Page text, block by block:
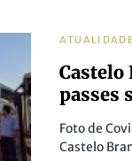
ATUALIDADE
Castelo
passes
Foto de
Castelo